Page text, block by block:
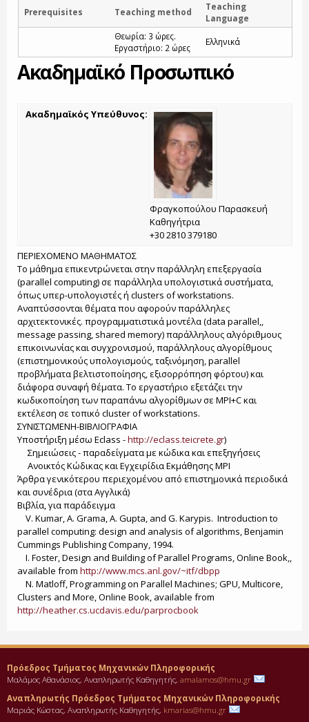
Prerequisites Teaching method
Teaching
Language
Θεωρία: 3 ώρες.
Εργαστήριο: 2 ώρες
Ελληνικά
Ακαδημαϊκό Προσωπικό
Ακαδημαϊκός Υπεύθυνος:
Φραγκοπούλου Παρασκευή
Καθηγήτρια
+30 2810 379180
ΠΕΡΙΕΧΟΜΕΝΟ ΜΑΘΗΜΑΤΟΣ
Το μάθημα επικεντρώνεται στην παράλληλη επεξεργασία
(parallel computing) σε παράλληλα υπολογιστικά συστήματα,
όπως υπερ-υπολογιστές ή clusters of workstations.
Αναπτύσσονται θέματα που αφορούν παράλληλες
αρχιτεκτονικές. προγραμματιστικά μοντέλα (data parallel,,
message passing, shared memory) παράλληλους αλγόριθμους
επικοινωνίας και συγχρονισμού, παράλληλους αλγορίθμους
(επιστημονικούς υπολογισμούς, ταξινόμηση, parallel
προβλήματα βελτιστοποίησης, εξισορρόπηση φόρτου) και
διάφορα συναφή θέματα. Το εργαστήριο εξετάζει την
κωδικοποίηση των παραπάνω αλγορίθμων σε ΜPI+C και
εκτέλεση σε τοπικό cluster of workstations.
ΣΥΝΙΣΤΩΜΕΝΗ-ΒΙΒΛΙΟΓΡΑΦΙΑ
Υποστήριξη μέσω Eclass -http://eclass.teicrete.gr)
Σημειώσεις - παραδείγματα με κώδικα και επεξηγήσεις
Ανοικτός Κώδικας και Εγχειρίδια Εκμάθησης MPI
Άρθρα γενικότερου περιεχομένου από επιστημονικά περιοδικά
και συνέδρια (στα Αγγλικά)
Βιβλία, για παράδειγμα
V. Kumar, A. Grama, A. Gupta, and G. Karypis. Introduction to
parallel computing: design and analysis of algorithms, Benjamin
Cummings Publishing Company, 1994.
I. Foster, Design and Building of Parallel Programs, Online Book,,
available from http://www.mcs.anl.gov/~itf/dbpp
N. Matloff, Programming on Parallel Machines; GPU, Multicore,
Clusters and More, Online Book, available from
http://heather.cs.ucdavis.edu/parprocbook
Πρόεδρος Τμήματος Μηχανικών Πληροφορικής
Μαλάμος Αθανάσιος, Αναπληρωτής Καθηγητής, amalamos@hmu.gr
Αναπληρωτής Πρόεδρος Τμήματος Μηχανικών Πληροφορικής
Μαριάς Κώστας, Αναπληρωτής Καθηγητής, kmarias@hmu.gr